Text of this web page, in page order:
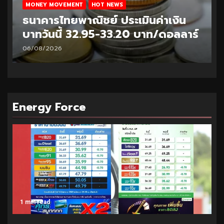
MONEY MOVEMENT HOT NEWS
ธนาคารไทยพาณิชย์ ประเมินค่าเงิน
บาทวันนี้ 32.95-33.20 บาท/ดอลลาร์
06/08/2026
Energy Force
1 min read